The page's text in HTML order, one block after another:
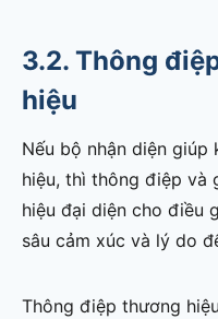
3.2. Thông
hiệu
Nếu bộ nhận diện giúp
hiệu, thì thông điệp và
hiệu đại diện cho điều
sâu cảm xúc và lý do
Thông điệp thương